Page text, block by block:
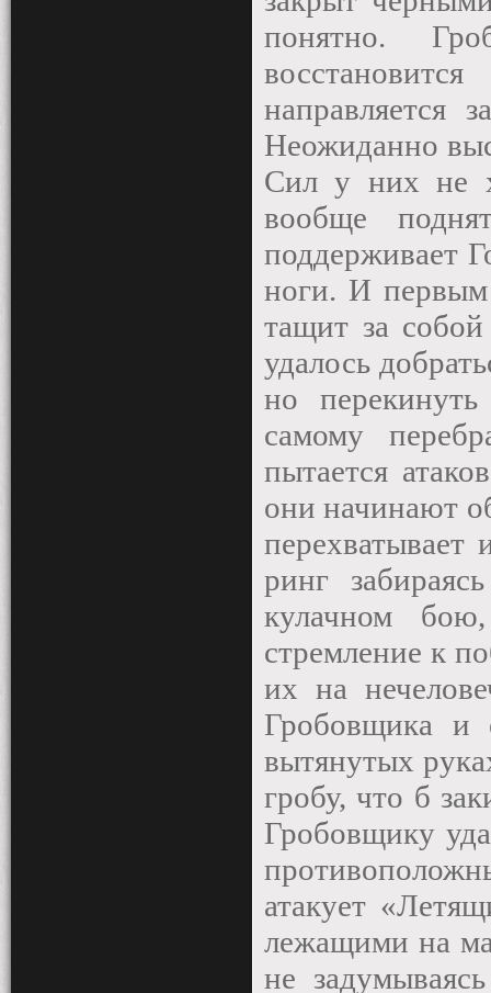
понятно.
направляется
Неожиданно
Сил у них не
вообще
поддерживает
ноги. И первым
тащит за
удалось
но
самому
пытается
они начинают
перехватывает
ринг
кулачном
стремление к
их на
Гробовщика и
вытянутых
гробу, что б
Гробовщику
атакует
лежащими на
не